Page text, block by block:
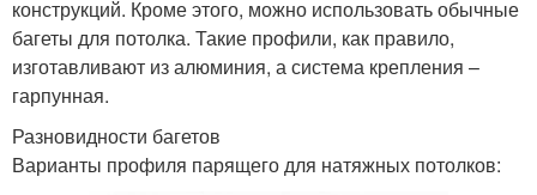
конструкций. Кроме этого, можно использовать обычные
багеты для потолка. Такие профили, как правило,
изготавливают из алюминия, а система крепления –
гарпунная.
Разновидности багетов
Варианты профиля парящего для натяжных потолков: